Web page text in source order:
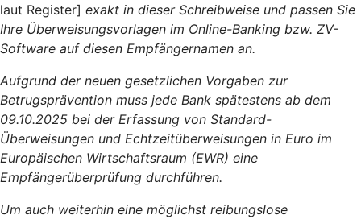
laut Register] exakt in dieser Schreibweise und passen Sie
Ihre Überweisungsvorlagen im Online-Banking bzw. ZV-
Software auf diesen Empfängernamen an.
Aufgrund der neuen gesetzlichen Vorgaben zur
Betrugsprävention muss jede Bank spätestens ab dem
09.10.2025 bei der Erfassung von Standard-
Überweisungen und Echtzeitüberweisungen in Euro im
Europäischen Wirtschaftsraum (EWR) eine
Empfängerüberprüfung durchführen.
Um auch weiterhin eine möglichst reibungslose